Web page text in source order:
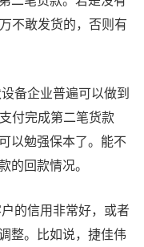
不敢发货的，否则有
备企业普遍可以做到
付完成第二笔货款
以勉强保本了。能不
的回款情况。
的信用非常好，或者
整。比如说，捷佳伟